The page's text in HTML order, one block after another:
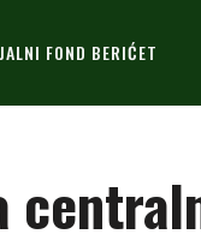
FOND BERIĆET